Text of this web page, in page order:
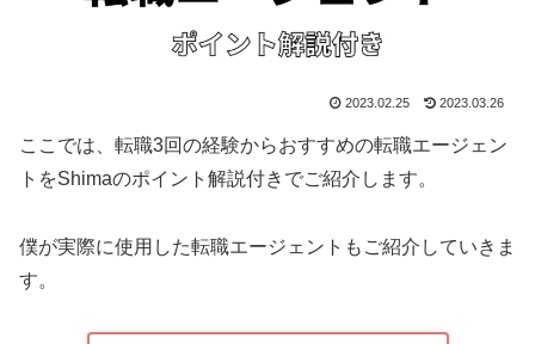
2023.02.25 2023.03.26
ここでは、転職3回の経験からおすすめの転職エージェン
トをShimaのポイント解説付きでご紹介します。
僕が実際に使用した転職エージェントもご紹介していきま
す。